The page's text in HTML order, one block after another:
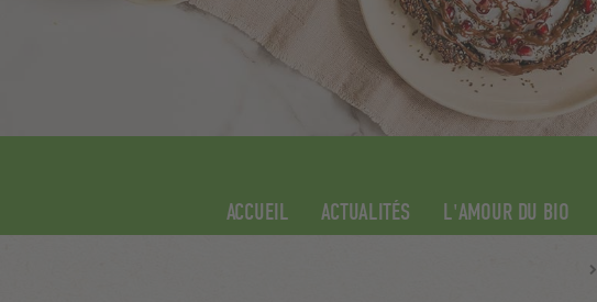
ACCUEIL ACTUALITÉS L'AMOUR DU BIO